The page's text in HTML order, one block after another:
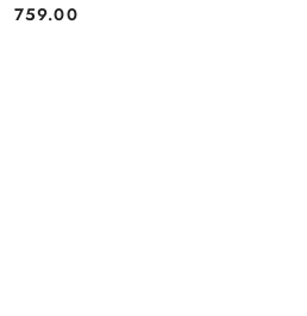
Price:
759.00